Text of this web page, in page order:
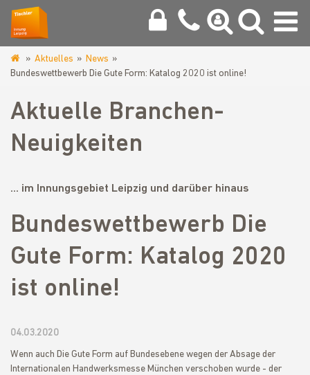
www.tischlerinnung-
Aktuelles
News
Bundeswettbewerb Die Gute Form: Katalog 2020 ist online!
Aktuelle Branchen-
Neuigkeiten
... im Innungsgebiet Leipzig und darüber hinaus
Bundeswettbewerb Die
Gute Form: Katalog 2020
ist online!
04.03.2020
Wenn auch Die Gute Form auf Bundesebene wegen der Absage der
Internationalen Handwerksmesse München verschoben wurde - der